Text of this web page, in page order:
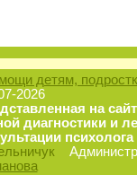
детям,
2026
на
диагностики и